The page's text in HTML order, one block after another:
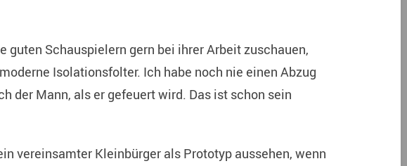
guten Schauspielern gern bei ihrer Arbeit zuschauen,
Isolationsfolter. Ich habe noch nie einen Abzug
der Mann, als er gefeuert wird. Das ist schon sein
vereinsamter Kleinbürger als Prototyp aussehen, wenn